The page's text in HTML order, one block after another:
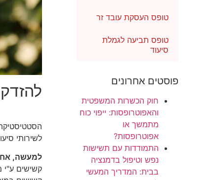
טופס העסקת עובד זר
טופס תביעה לגמלת
סיעוד
פוסטים אחרונים
חוק הכשרות המשפטית
והאפוטרופסות: ייפוי כוח
מתמשך או
אפוטרופסות?
התמודדות עם תשישות
נפש וטיפול בדמנציה
בבית: המדריך המעשי
לשירותי
למעשה,
קשישים ע"י